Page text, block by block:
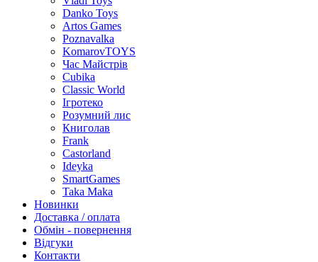
Danko Toys
Artos Games
Poznavalka
KomarovTOYS
Час Майстрів
Cubika
Classic World
Ігротеко
Розумний лис
Книголав
Frank
Castorland
Ideyka
SmartGames
Taka Maka
Новинки
Доставка / оплата
Обмін - повернення
Відгуки
Контакти